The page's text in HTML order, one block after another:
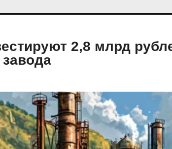
2,8 млрд
завода